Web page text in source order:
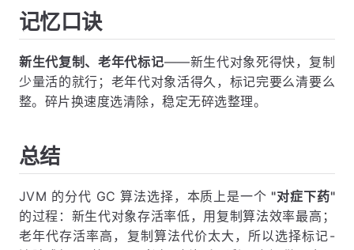
记忆口诀
新生代复制、老年代标记——新生代对象死得快，复制
少量活的就行；老年代对象活得久，标记完要么清要么
整。碎片换速度选清除，稳定无碎选整理。
总结
JVM 的分代 GC 算法选择，本质上是一个 "对症下药"
的过程：新生代对象存活率低，用复制算法效率最高；
老年代存活率高，复制算法代价太大，所以选择标记-